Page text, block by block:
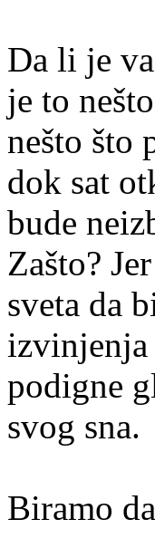
Da li je
je to
nešto što
dok sat
bude
Zašto?
sveta da
izvinjenja
podigne
svog sna.
Biramo